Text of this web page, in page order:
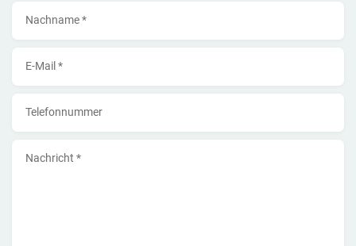
Nachname *
E-Mail *
Telefonnummer
Nachricht *